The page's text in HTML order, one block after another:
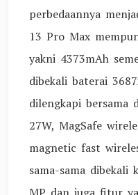
perbedaannya
13 Pro Max
yakni 4373mAh
dibekali baterai
dilengkapi bersama
27W, MagSafe
magnetic fast
sama-sama dibekali